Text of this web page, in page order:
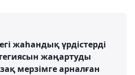
жаһандық үрдістерді
жаңартуды
мерзімге арналған